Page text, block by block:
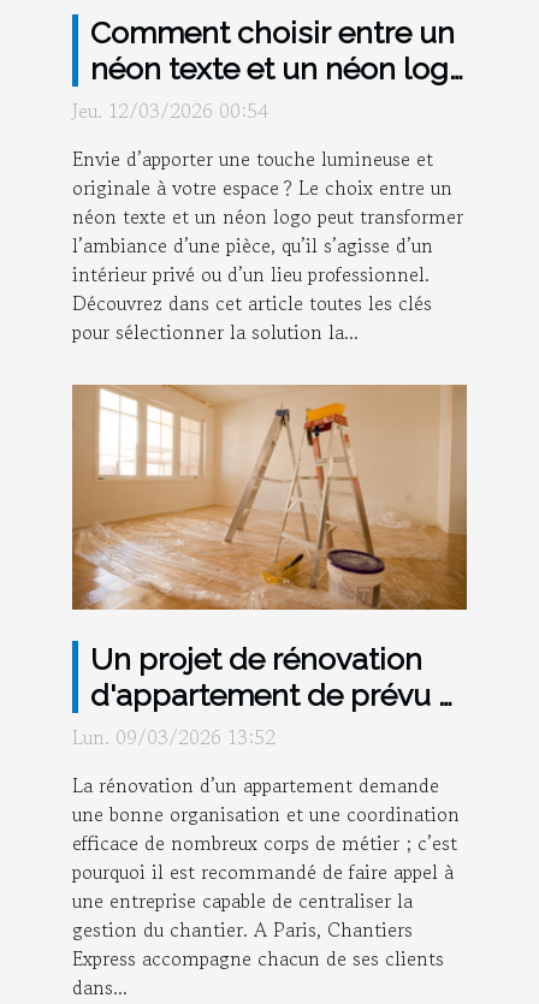
Comment choisir entre un
néon texte et un néon logo
pour votre espace ?
Jeu. 12/03/2026 00:54
Envie d’apporter une touche lumineuse et
originale à votre espace ? Le choix entre un
néon texte et un néon logo peut transformer
l’ambiance d’une pièce, qu’il s’agisse d’un
intérieur privé ou d’un lieu professionnel.
Découvrez dans cet article toutes les clés
pour sélectionner la solution la...
Un projet de rénovation
d'appartement de prévu à
Paris ? Misez sur la
sérénité avec l’expertise
de Chantiers Express !
Lun. 09/03/2026 13:52
La rénovation d’un appartement demande
une bonne organisation et une coordination
efficace de nombreux corps de métier ; c’est
pourquoi il est recommandé de faire appel à
une entreprise capable de centraliser la
gestion du chantier. A Paris, Chantiers
Express accompagne chacun de ses clients
dans...